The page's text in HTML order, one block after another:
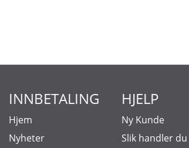
INNBETALING
Hjem
Nyheter
HJELP
Ny Kunde
Slik handler du